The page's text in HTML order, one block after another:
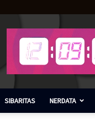
SIBARITAS NERDATA